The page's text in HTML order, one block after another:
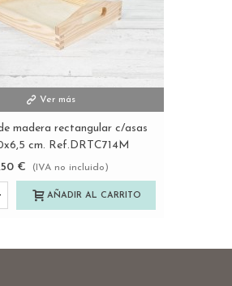
Ver más
madera rectangular c/asas
cm. Ref.DRTC714M
€
(IVA no incluido)
AÑADIR AL CARRITO